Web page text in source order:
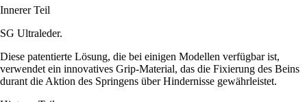
Innerer Teil
SG Ultraleder.
Diese patentierte Lösung, die bei einigen Modellen verfügbar ist,
verwendet ein innovatives Grip-Material, das die Fixierung des Beins
durant die Aktion des Springens über Hindernisse gewährleistet.